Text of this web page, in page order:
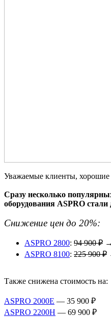
Уважаемые клиенты, хорошие
Сразу несколько
оборудования ASPRO стали
Снижение цен до 20%:
ASPRO 2800: 94 900 ₽
ASPRO 8100: 225 900 ₽
Также снижена стоимость на:
ASPRO 2000E — 35 900 ₽
ASPRO 2200H — 69 900 ₽